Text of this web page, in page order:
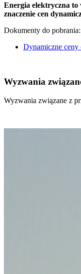
Energia elektryczna
znaczenie cen
Dokumenty do pobrania:
Dynamiczne
Wyzwania
Wyzwania związane z